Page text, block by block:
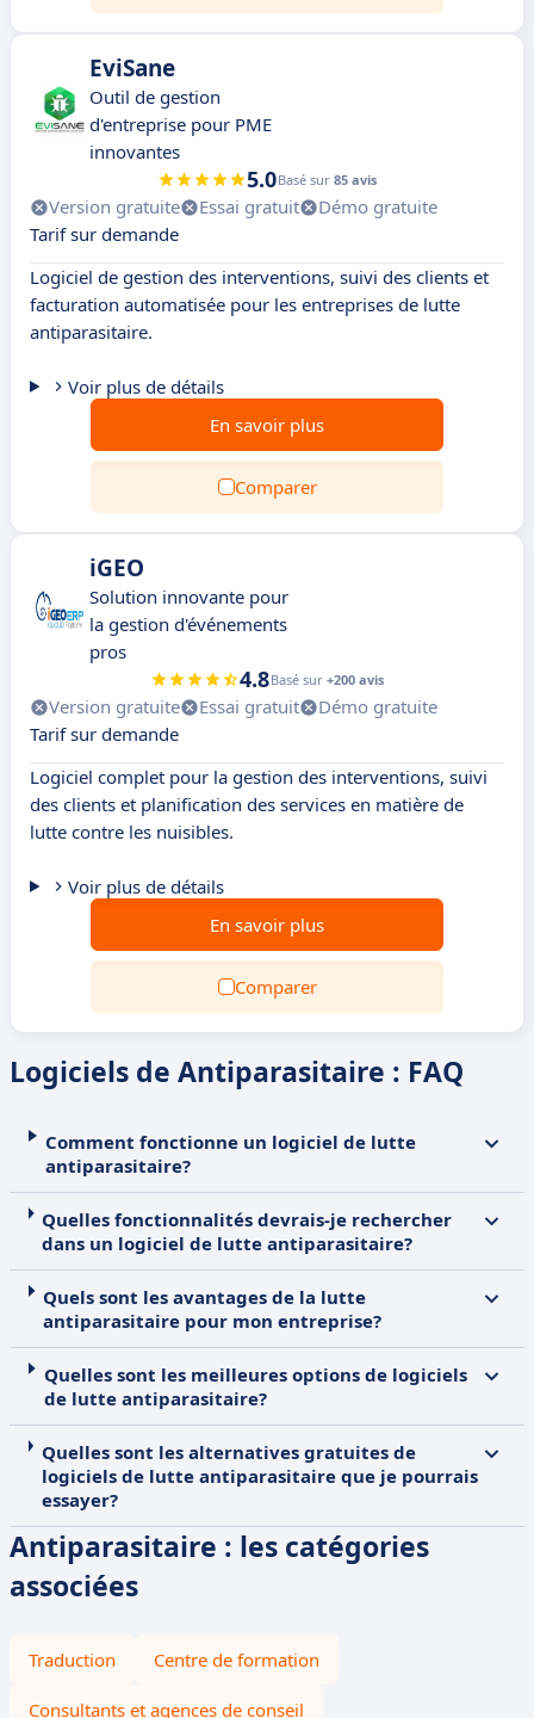
EviSane
Outil de gestion
d'entreprise pour PME
innovantes
5.0Basé sur 85 avis
Version gratuite Essai gratuit
Démo gratuite
Tarif sur demande
Logiciel de gestion des interventions, suivi des clients et
facturation automatisée pour les entreprises de lutte
antiparasitaire.
Voir plus de détails
En savoir plus
Comparer
iGEO
Solution innovante pour
la gestion d'événements
pros
4.8Basé sur +200 avis
Version gratuite Essai gratuit
Démo gratuite
Tarif sur demande
Logiciel complet pour la gestion des interventions, suivi
des clients et planification des services en matière de
lutte contre les nuisibles.
Voir plus de détails
En savoir plus
Comparer
Logiciels de Antiparasitaire : FAQ
Comment fonctionne un logiciel de lutte
antiparasitaire?
Quelles fonctionnalités devrais-je rechercher
dans un logiciel de lutte antiparasitaire?
Quels sont les avantages de la lutte
antiparasitaire pour mon entreprise?
Quelles sont les meilleures options de logiciels
de lutte antiparasitaire?
Quelles sont les alternatives gratuites de
logiciels de lutte antiparasitaire que je pourrais
essayer?
Antiparasitaire : les catégories
associées
Traduction Centre de formation
Consultants et agences de conseil